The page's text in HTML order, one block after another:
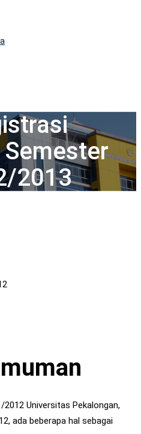
2013
Universitas Pekalongan,
ada beberapa hal sebagai